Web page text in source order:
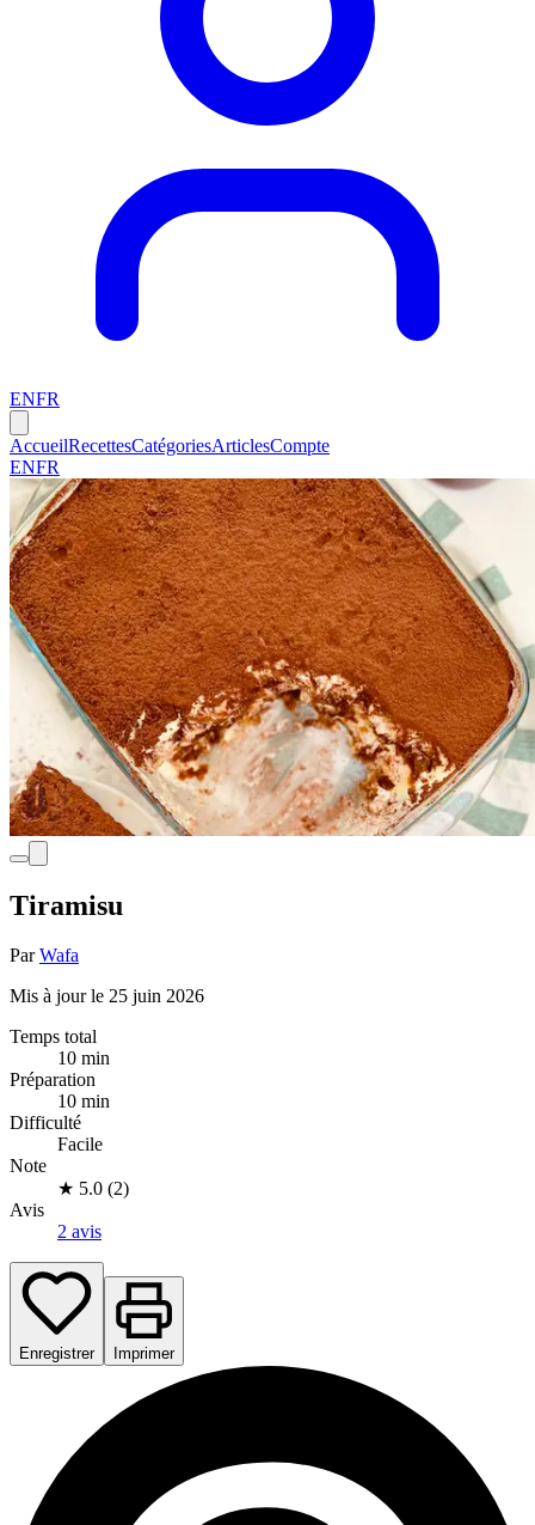
ENFR
AccueilRecettesCatégoriesArticlesCompte
ENFR
Tiramisu
ParWafa
Mis à jour le 25 juin 2026
Temps total
10 min
Préparation
10 min
Difficulté
Facile
Note
★ 5.0 (2)
Avis
2 avis
Enregistrer Imprimer